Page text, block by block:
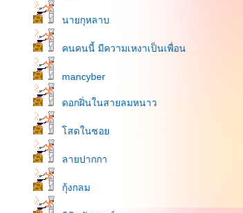
นายกุหลาบ
คนคนนี้ มีความเหงาเป็นเพื่อน
mancyber
ดอกฝิ่นในสายลมหนาว
สดในซอ
ลายปากกา
กุ้งกลม